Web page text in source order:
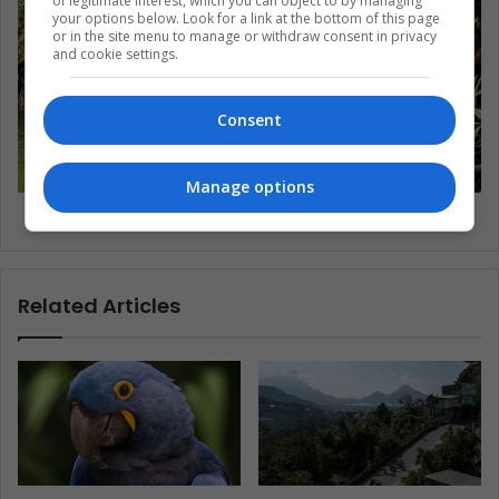
Manglares: ¿cómo evitar su extinción?
Related Articles
your options below. Look for a link at the bottom of this page
or in the site menu to manage or withdraw consent in privacy
and cookie settings.
Consent
Manage options